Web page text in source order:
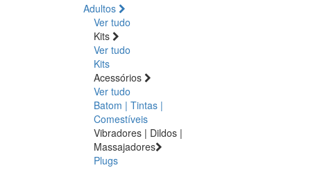
Adultos
Ver tudo
Kits
Ver tudo
Kits
Acessórios
Ver tudo
Batom | Tintas |
Comestíveis
Vibradores | Dildos |
Massajadores
Plugs